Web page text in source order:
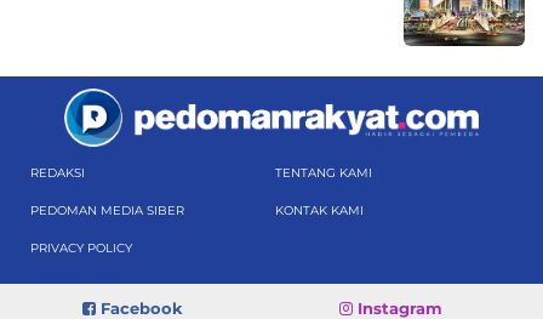
REDAKSI TENTANG KAMI
PEDOMAN MEDIA SIBER KONTAK KAMI
PRIVACY POLICY
Facebook
Instagram